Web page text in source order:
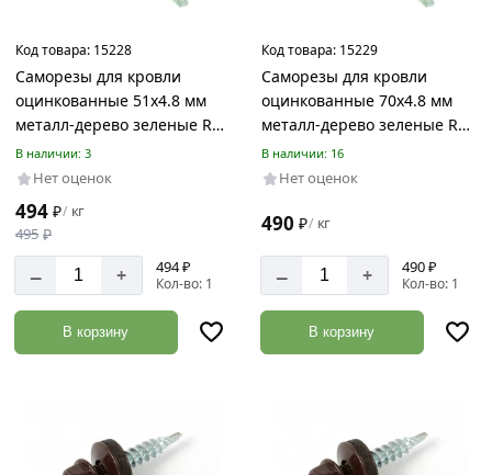
Код товара: 15228
Саморезы для кровли
оцинкованные 51х4.8 мм
металл-дерево зеленые RAL
6005
В наличии: 3
Нет оценок
494 ₽/ кг
495 ₽
– + 494 ₽
Кол-во: 1
В корзину
Код товара: 15229
Саморезы для кровли
оцинкованные 70х4.8 мм
металл-дерево зеленые RAL
6005
В наличии: 16
Нет оценок
490 ₽/ кг
– + 490 ₽
Кол-во: 1
В корзину